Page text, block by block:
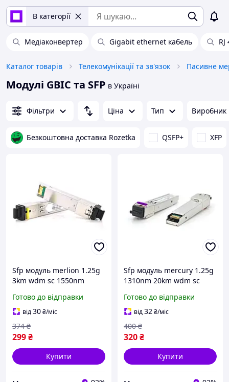
В категорії
Медіаконвертер Gigabit ethernet кабель RJ
Каталог товарів Телекомунікації та зв'язок Пасивне
Модулі GBIC та SFP в Україні
Фільтри Ціна Тип Виробник
Безкоштовна доставка Rozetka QSFP+ XFP
Sfp модуль merlion 1.25g
3km wdm sc 1550nm
Готово до відправки
від30₴/міс
299₴
374 ₴
Купити
Sfp модуль mercury 1.25g
1310nm 20km wdm sc
rx1550
Готово до відправки
від32₴/міс
320₴
400 ₴
Купити